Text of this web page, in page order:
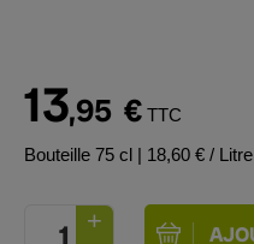
13,95 € TTC
Bouteille 75 cl | 18,60 € / Litre